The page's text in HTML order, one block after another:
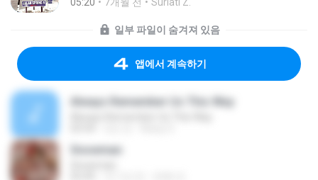
일부 파일이 숨겨져 있음
앱에서 계속하기
Always Remember Us This Way
Snowman